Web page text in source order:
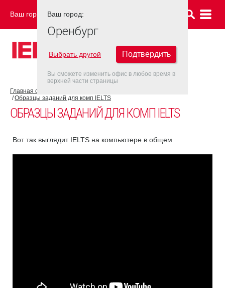
Ваш город: ОРЕНБУРГ
Главная страница
Образцы заданий для комп IELTS
ОБРАЗЦЫ ЗАДАНИЙ ДЛЯ КОМП IELTS
Вот так выглядит IELTS на компьютере в общем
Ваш город:
Оренбург
Выбрать другой Подтвердить
Вы сможете изменить офис в любое время в
верхней части страницы